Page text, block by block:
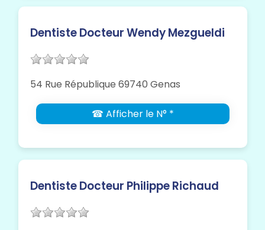
Dentiste Docteur Wendy Mezgueldi
54 Rue République 69740 Genas
☎ Afficher le N° *
Dentiste Docteur Philippe Richaud